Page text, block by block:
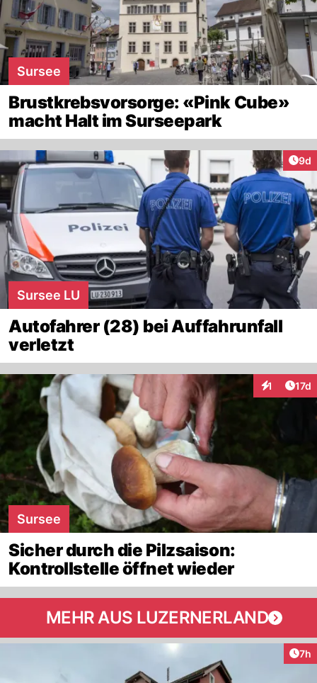
Sursee
Brustkrebsvorsorge: «Pink Cube»
macht Halt im Surseepark
9d
Sursee LU
Autofahrer (28) bei Auffahrunfall
verletzt
1 17d
Sursee
Sicher durch die Pilzsaison:
Kontrollstelle öffnet wieder
MEHR AUS LUZERNERLAND
7h